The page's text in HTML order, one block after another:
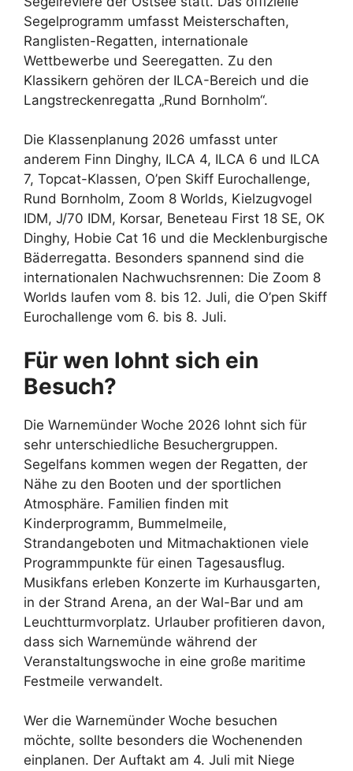
Segelprogramm umfasst Meisterschaften,
Ranglisten-Regatten, internationale
Wettbewerbe und Seeregatten. Zu den
Klassikern gehören der ILCA-Bereich und die
Langstreckenregatta „Rund Bornholm“.
Die Klassenplanung 2026 umfasst unter
anderem Finn Dinghy, ILCA 4, ILCA 6 und ILCA
7, Topcat-Klassen, O’pen Skiff Eurochallenge,
Rund Bornholm, Zoom 8 Worlds, Kielzugvogel
IDM, J/70 IDM, Korsar, Beneteau First 18 SE, OK
Dinghy, Hobie Cat 16 und die Mecklenburgische
Bäderregatta. Besonders spannend sind die
internationalen Nachwuchsrennen: Die Zoom 8
Worlds laufen vom 8. bis 12. Juli, die O’pen Skiff
Eurochallenge vom 6. bis 8. Juli.
Für wen lohnt sich ein
Besuch?
Die Warnemünder Woche 2026 lohnt sich für
sehr unterschiedliche Besuchergruppen.
Segelfans kommen wegen der Regatten, der
Nähe zu den Booten und der sportlichen
Atmosphäre. Familien finden mit
Kinderprogramm, Bummelmeile,
Strandangeboten und Mitmachaktionen viele
Programmpunkte für einen Tagesausflug.
Musikfans erleben Konzerte im Kurhausgarten,
in der Strand Arena, an der Wal-Bar und am
Leuchtturmvorplatz. Urlauber profitieren davon,
dass sich Warnemünde während der
Veranstaltungswoche in eine große maritime
Festmeile verwandelt.
Wer die Warnemünder Woche besuchen
möchte, sollte besonders die Wochenenden
einplanen. Der Auftakt am 4. Juli mit Niege